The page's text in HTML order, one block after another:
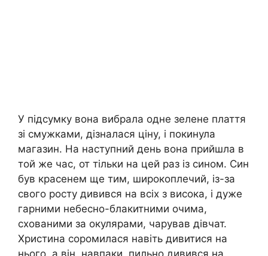
У підсумку вона вибрала одне зелене плаття
зі смужками, дізналася ціну, і покинула
магазин. На наступний день вона прийшла в
той же час, от тільки на цей раз із сином. Син
був красенем ще тим, широкоплечий, із-за
свого росту дивився на всіх з висока, і дуже
гарними небесно-блакитними очима,
схованими за окулярами, чарував дівчат.
Христина соромилася навіть дивитися на